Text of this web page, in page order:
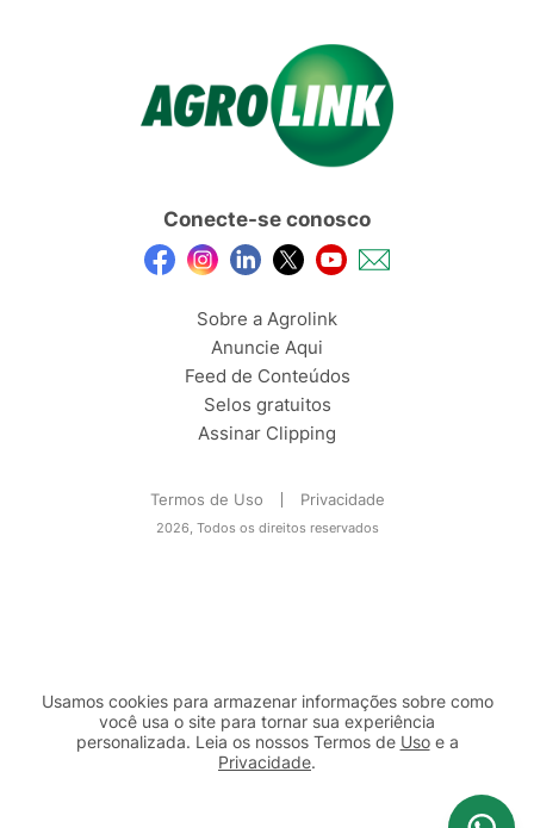
Conecte-se conosco
Sobre a Agrolink
Anuncie Aqui
Feed de Conteúdos
Selos gratuitos
Assinar Clipping
Termos de Uso Privacidade
2026, Todos os direitos reservados
Usamos cookies para armazenar informações sobre como
você usa o site para tornar sua experiência
personalizada. Leia os nossos Termos de Usoe a
Privacidade.